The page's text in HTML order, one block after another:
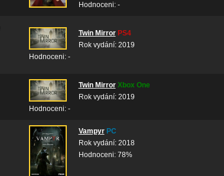
Hodnoceni: -
Twin Mirror PS4
Rok vydání: 2019
Hodnoceni: -
Twin Mirror Xbox One
Rok vydání: 2019
Hodnoceni: -
Vampyr PC
Rok vydání: 2018
Hodnoceni: 78%